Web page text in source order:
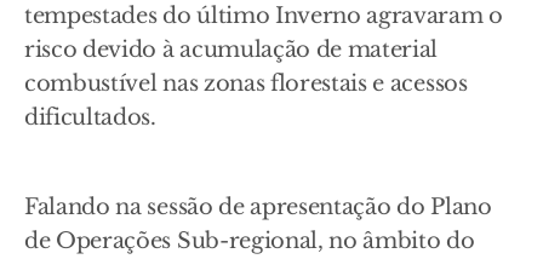
tempestades do último Inverno agravaram o
risco devido à acumulação de material
combustível nas zonas florestais e acessos
dificultados.
Falando na sessão de apresentação do Plano
de Operações Sub-regional, no âmbito do